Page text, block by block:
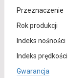
Przeznaczenie
Rok produkcji
Indeks nośności
Indeks prędkości
Gwarancja